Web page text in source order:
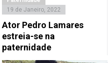
19 de Janeiro, 2022
Ator Pedro Lamares
estreia-se na
paternidade